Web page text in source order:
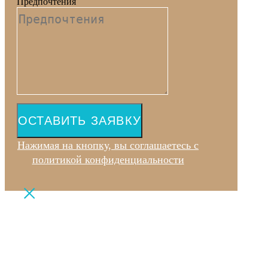
ОСТАВИТЬ ЗАЯВКУ
Нажимая на кнопку, вы соглашаетесь с
политикой конфиденциальности